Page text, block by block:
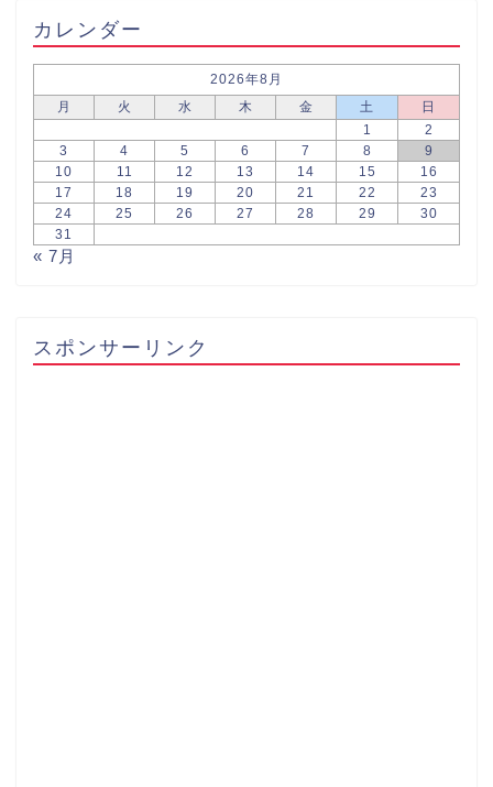
カレンダー
2026年8月
月
火 水 木 金 土
日
1
2
3
4 5 6 7 8
9
10
11 12 13 14 15
16
17
18 19 20 21 22
23
24
25 26 27 28 29
30
31
« 7月
スポンサーリンク